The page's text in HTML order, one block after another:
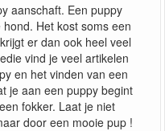
aanschaft. Een puppy
Het kost soms een
er dan ook heel veel
vind je veel artikelen
en het vinden van een
je aan een puppy begint
fokker. Laat je niet
door een mooie pup !